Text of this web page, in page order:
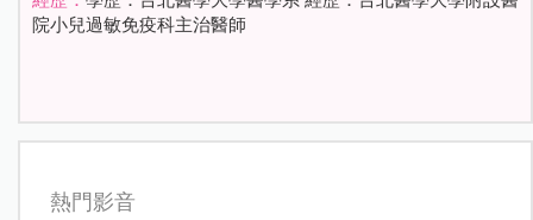
院小兒過敏免疫科主治醫師
熱門影音